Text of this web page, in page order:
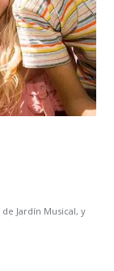
de Jardín Musical, y